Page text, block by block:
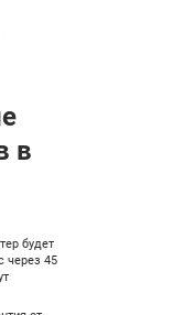
в
будет
через 45